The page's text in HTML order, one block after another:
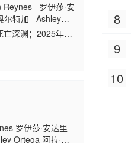
罗伊莎·安
尔特加 Ashley
莱贾·阿莱霍
亡深渊；2025年万
废土，怪物横行
罗伊莎·安达里
Ortega 阿拉·米
8
9
10